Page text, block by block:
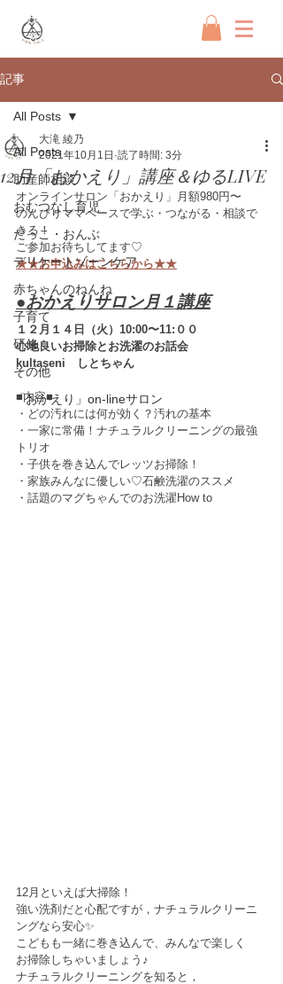
記事
All Posts
助産師相談
おむつなし育児
だっこ・おんぶ
デリケートゾーンケア
赤ちゃんのねんね
子育て
研修
その他
「おかえり」on-lineサロン
All Posts
12月「おかえり」講座＆ゆるLIVE
大滝 綾乃
2021年10月1日 読了時間: 3分
オンラインサロン「おかえり」月額980円〜
のんびりママペースで学ぶ・つながる・相談で
きる！
ご参加お待ちしてます♡
★★お申込みはこちらから★★
●おかえりサロン月１講座
１２月１４日（火）10:00〜11:００
心地良いお掃除とお洗濯のお話会
kultaseni　しとちゃん
■内容■
・どの汚れには何が効く？汚れの基本
・一家に常備！ナチュラルクリーニングの最強
トリオ
・子供を巻き込んでレッツお掃除！
・家族みんなに優しい♡石鹸洗濯のススメ
・話題のマグちゃんでのお洗濯How to
12月といえば大掃除！
強い洗剤だと心配ですが，ナチュラルクリーニ
ングなら安心✨
こどもも一緒に巻き込んで、みんなで楽しく
お掃除しちゃいましょう♪
ナチュラルクリーニングを知ると，